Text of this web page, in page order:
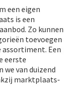
een eigen
is een
Zo kunnen
toevoegen
assortiment. Een
eerste
we van duizend
marktplaats-